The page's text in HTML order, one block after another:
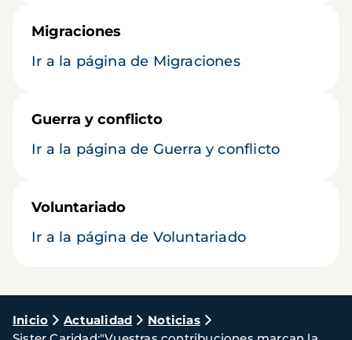
Migraciones
Ir a la página de Migraciones
Guerra y conflicto
Ir a la página de Guerra y conflicto
Voluntariado
Ir a la página de Voluntariado
Ruta
Inicio Actualidad
Noticias